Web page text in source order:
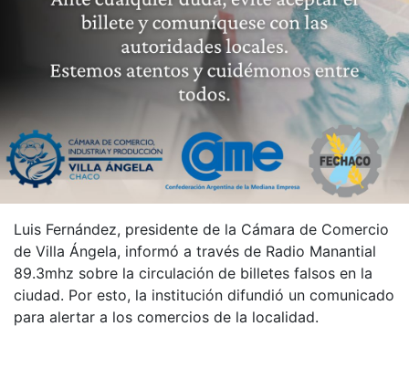
Luis Fernández, presidente de la Cámara de Comercio
de Villa Ángela, informó a través de Radio Manantial
89.3mhz sobre la circulación de billetes falsos en la
ciudad. Por esto, la institución difundió un comunicado
para alertar a los comercios de la localidad.